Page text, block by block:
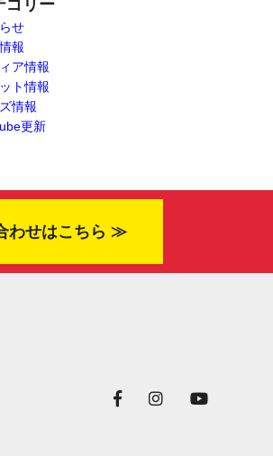
ゴリー
せ
報
ア情報
ト情報
情報
更新
わせはこちら ≫